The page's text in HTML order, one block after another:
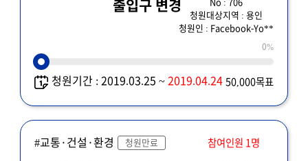
출입구 변경
No : 706
청원대상지역 : 용인
청원인 : Facebook-Yo**
0%
청원기간 : 2019.03.25 ~2019.04.24 50,000목표
#교통·건설·환경 청원만료 참여인원 1명